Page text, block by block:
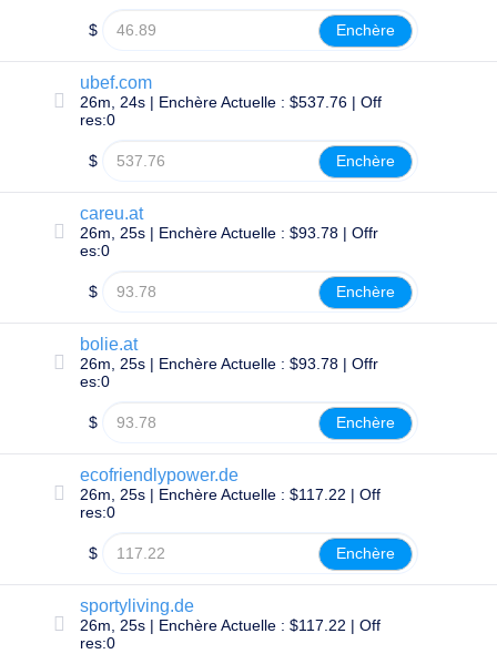
domaines
Outils
Créateur
de
Web
de
logo
SSL
Sécurité
Revendeur
Ressources
Ressources
Blog
Bulletins
Méthodes
paiement
Options
Paiement
Apprentissage
Guide
$ Enchère
ubef.com
26m, 24s | Enchère Actuelle : $537.76 | Off
res:0
$ Enchère
careu.at
26m, 25s | Enchère Actuelle : $93.78 | Offr
es:0
$ Enchère
bolie.at
26m, 25s | Enchère Actuelle : $93.78 | Offr
es:0
$ Enchère
ecofriendlypower.de
26m, 25s | Enchère Actuelle : $117.22 | Off
res:0
$ Enchère
sportyliving.de
26m, 25s | Enchère Actuelle : $117.22 | Off
res:0